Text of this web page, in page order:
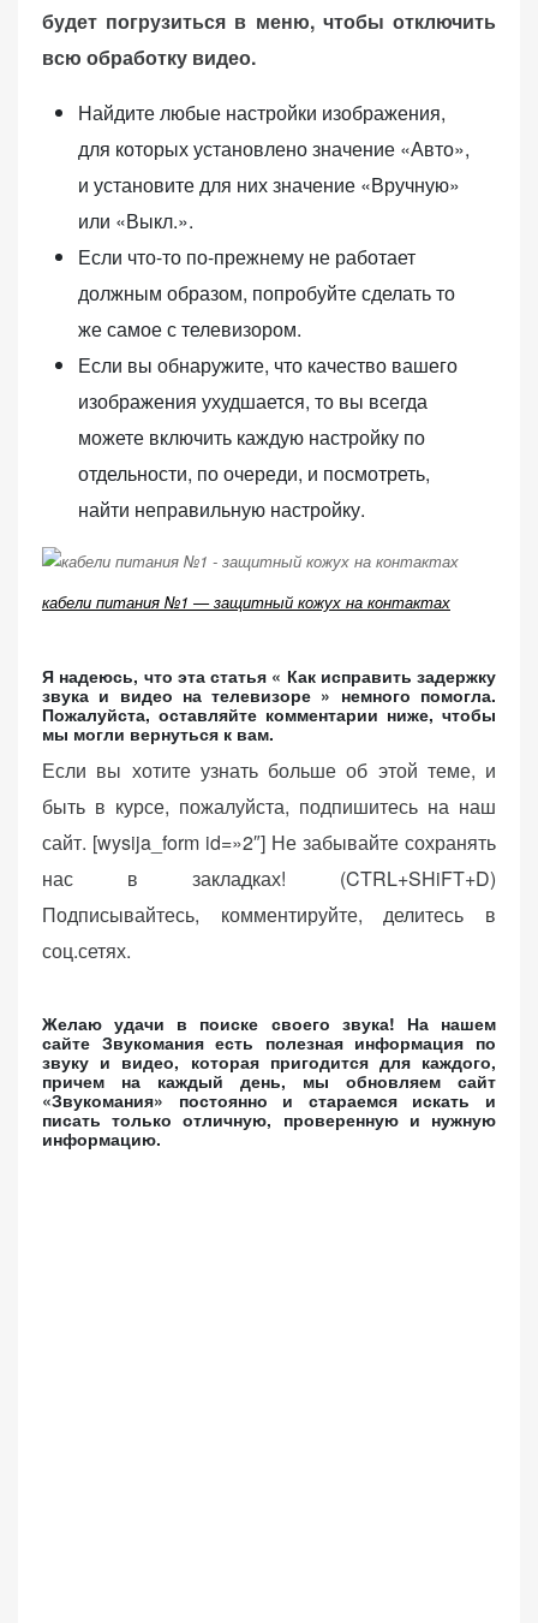
будет погрузиться в меню, чтобы отключить
всю обработку видео.
Найдите любые настройки изображения,
для которых установлено значение «Авто»,
и установите для них значение «Вручную»
или «Выкл.».
Если что-то по-прежнему не работает
должным образом, попробуйте сделать то
же самое с телевизором.
Если вы обнаружите, что качество вашего
изображения ухудшается, то вы всегда
можете включить каждую настройку по
отдельности, по очереди, и посмотреть,
найти неправильную настройку.
кабели питания №1 — защитный кожух на контактах
Я надеюсь, что эта статья « Как исправить задержку
звука и видео на телевизоре » немного помогла.
Пожалуйста, оставляйте комментарии ниже, чтобы
мы могли вернуться к вам.
Если вы хотите узнать больше об этой теме, и
быть в курсе, пожалуйста, подпишитесь на наш
сайт. [wysija_form id=»2″] Не забывайте сохранять
нас в закладках! (CTRL+SHiFT+D)
Подписывайтесь, комментируйте, делитесь в
соц.сетях.
Желаю удачи в поиске своего звука! На нашем
сайте Звукомания есть полезная информация по
звуку и видео, которая пригодится для каждого,
причем на каждый день, мы обновляем сайт
«Звукомания» постоянно и стараемся искать и
писать только отличную, проверенную и нужную
информацию.